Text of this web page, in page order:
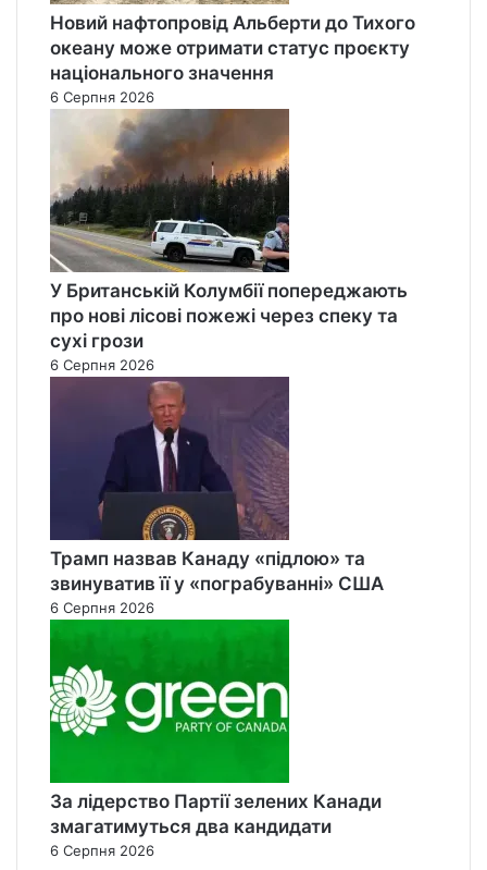
Новий нафтопровід Альберти до Тихого
океану може отримати статус проєкту
національного значення
6 Серпня 2026
У Британській Колумбії попереджають
про нові лісові пожежі через спеку та
сухі грози
6 Серпня 2026
Трамп назвав Канаду «підлою» та
звинуватив її у «пограбуванні» США
6 Серпня 2026
За лідерство Партії зелених Канади
змагатимуться два кандидати
6 Серпня 2026